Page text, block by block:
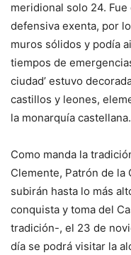
meridional solo 24.
defensiva exenta, por
muros sólidos y podía
tiempos de
ciudad’ estuvo
castillos y leones,
la monarquía castellana.
Como manda la
Clemente, Patrón de
subirán hasta lo más
conquista y toma del
tradición-, el 23 de
día se podrá visitar la